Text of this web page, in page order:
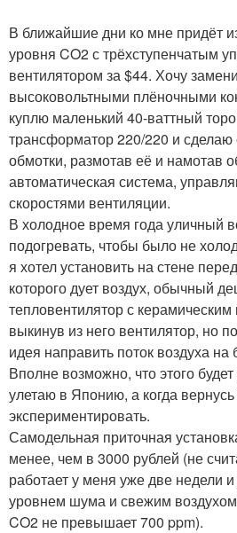
В ближайшие дни ко мне придёт
уровня CO2 с трёхступенчатым
вентилятором за $44. Хочу
высоковольтными плёночными
куплю маленький 40-ваттный
трансформатор 220/220 и сделаю
обмотки, размотав её и намотав
автоматическая система,
скоростями вентиляции.
В холодное время года уличный
подогревать, чтобы было не
я хотел установить на стене
которого дует воздух, обычный
тепловентилятор с керамическим
выкинув из него вентилятор, но
идея направить поток воздуха
Вполне возможно, что этого
улетаю в Японию, а когда вернусь
экспериментировать.
Самодельная приточная
менее, чем в 3000 рублей (не
работает у меня уже две недели
уровнем шума и свежим
CO2 не превышает 700 ppm).